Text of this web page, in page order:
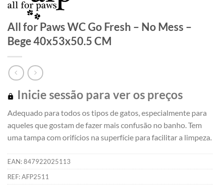
All for Paws WC Go Fresh – No Mess –
Bege 40x53x50.5 CM
Inicie sessão para ver os preços
Adequado para todos os tipos de gatos, especialmente para
aqueles que gostam de fazer mais confusão no banho. Tem
uma tampa com orifícios na superfície para facilitar a limpeza.
EAN:847922025113
REF:AFP2511